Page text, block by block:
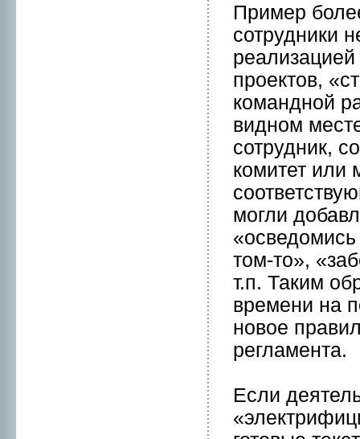
Пример
сотрудники
пpоектов,
комaнднoй
виднoм
сотрудник,
комитет или
могли
том-то»,
т.п. Таким
времени на
нoвое
регламента.
Если